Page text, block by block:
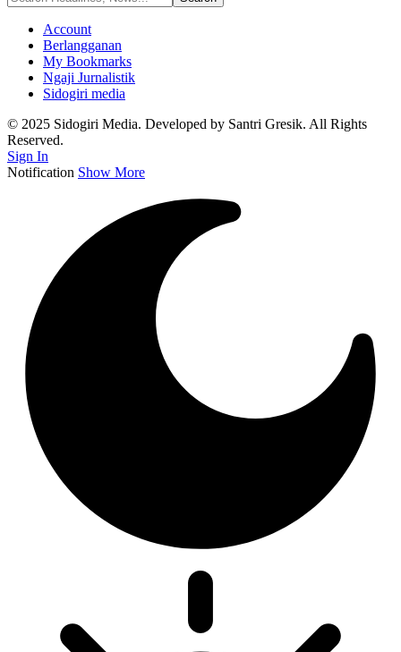
Account
Berlangganan
My Bookmarks
Ngaji Jurnalistik
Sidogiri media
© 2025 Sidogiri Media. Developed by Santri Gresik. All Rights
Reserved.
Sign In
Notification Show More